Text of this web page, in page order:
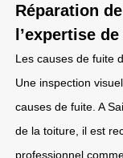
Réparation
l’expertise
Les causes de fuite
Une inspection
causes de fuite. A
de la toiture, il est
professionnel